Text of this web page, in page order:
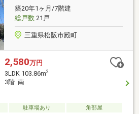
築20年1ヶ月/7階建
総戸数21戸
三重県松阪市殿町
2,580万円
3LDK 103.86m2
3階 南
駐車場あり
角部屋